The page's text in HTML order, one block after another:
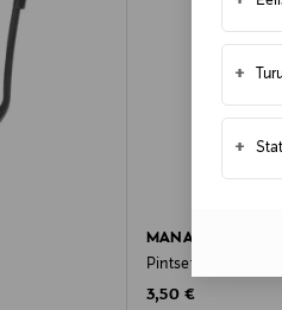
+
+
MANART
Pintsetid Tweezers
Original Price
3,50 €